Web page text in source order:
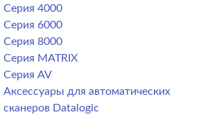
Серия 4000
Серия 6000
Серия 8000
Серия MATRIX
Серия AV
Аксессуары для автоматических
сканеров Datalogic